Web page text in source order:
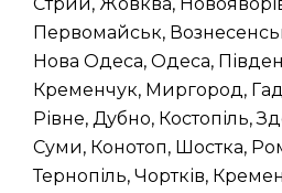
Стрий, Жовква,
Первомайськ,
Нова Одеса, Одеса,
Кременчук, Миргород,
Рівне, Дубно, Костопіль,
Суми, Конотоп, Шостка,
Тернопіль, Чортків,